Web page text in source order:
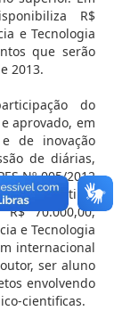
R$
e Tecnologia
que serão
2013.
do
aprovado, em
de inovação
de diárias,
Nº 005/2012
4ª e última
70.000,00,
e Tecnologia
internacional
ser aluno
envolvendo
cientificas.